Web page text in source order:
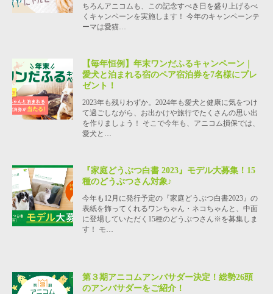
ちろんアニコムも、この記念すべき日を盛り上げるべ
くキャンペーンを実施します！ 今年のキャンペーンテ
ーマは愛猫…
【毎年恒例】年末ワンだふるキャンペーン｜
愛犬と泊まれる宿のペア宿泊券を7名様にプレ
ゼント！
2023年も残りわずか。2024年も愛犬と健康に気をつけ
て過ごしながら、お出かけや旅行でたくさんの思い出
を作りましょう！ そこで今年も、アニコム損保では、
愛犬と…
『家庭どうぶつ白書 2023』モデル大募集！15
種のどうぶつさん対象♪
今年も12月に発行予定の『家庭どうぶつ白書2023』の
表紙を飾ってくれるワンちゃん・ネコちゃんと、中面
に登場していただく15種のどうぶつさん※を募集しま
す！ モ…
第３期アニコムアンバサダー決定！総勢26頭
のアンバサダーをご紹介！